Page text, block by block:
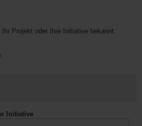
Projekt oder Ihre Initiative bekannt.
Initiative